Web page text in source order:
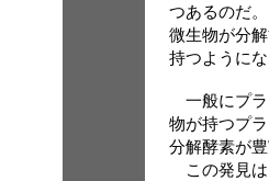
つあるのだ
微生物が分
持つように
一般にプラ
物が持つプ
分解酵素が
この発見は